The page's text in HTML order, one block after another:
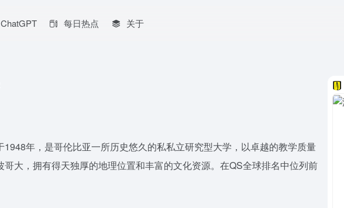
ChatGPT 每日热点 关于
年，是哥伦比亚一所历史悠久的私私立研究型大学，以卓越的教学质量
大，拥有得天独厚的地理位置和丰富的文化资源。在QS全球排名中位列前